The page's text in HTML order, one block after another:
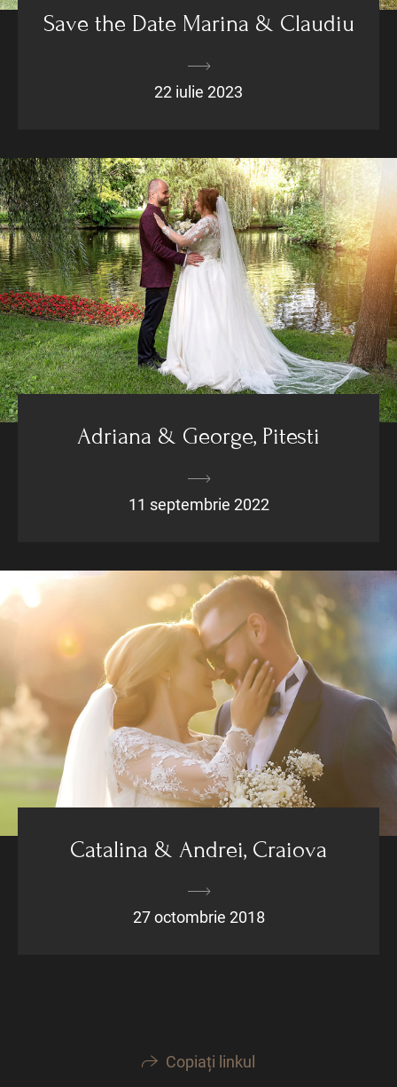
Save the Date Marina & Claudiu
22 iulie 2023
Adriana & George, Pitesti
11 septembrie 2022
Catalina & Andrei, Craiova
27 octombrie 2018
Copiați linkul